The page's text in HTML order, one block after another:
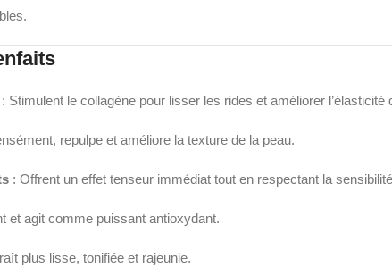
: Stimulent le collagène pour lisser les rides et améliorer l’élasticité
repulpe et améliore la texture de la peau.
: Offrent un effet tenseur immédiat tout en respectant la
et agit comme puissant antioxydant.
plus lisse, tonifiée et rajeunie.